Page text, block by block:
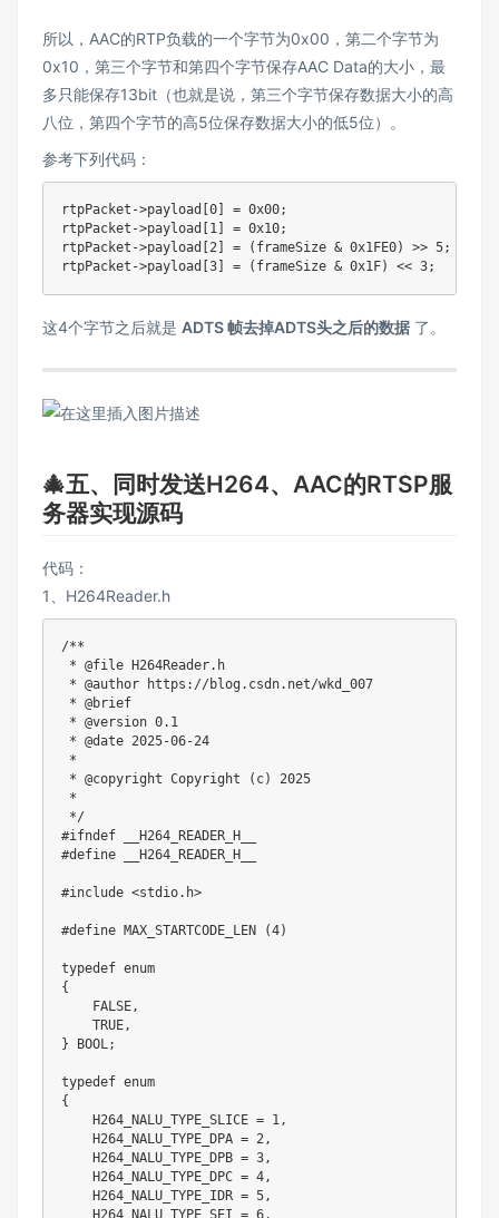
所以，AAC的RTP负载的一个字节为0x00，第二个字节为
0x10，第三个字节和第四个字节保存AAC Data的大小，最
多只能保存13bit（也就是说，第三个字节保存数据大小的高
八位，第四个字节的高5位保存数据大小的低5位）。
参考下列代码：
rtpPacket ->payload 0 = 0x00;
rtpPacket ->payload 1 = 0x10;
rtpPacket ->payload 2 = ( frameSize & 0x1FE0) >> 5;
rtpPacket ->payload 3 = ( frameSize & 0x1F) << 3;
这4个字节之后就是 ADTS 帧去掉ADTS头之后的数据 了。
🎄五、同时发送H264、AAC的RTSP服
务器实现源码
代码：
1、H264Reader.h
/**
* @file H264Reader.h
* @author https://blog.csdn.net/wkd_007
* @brief
* @version 0.1
* @date 2025-06-24
*
* @copyright Copyright (c) 2025
*
*/
#ifndef
__H264_READER_H__
#define __H264_READER_H__
#include <stdio.h>
#define MAX_STARTCODE_LEN (4)
typedef enum
{
    FALSE
,
    TRUE
,
} BOOL;
typedef enum
{
    H264_NALU_TYPE_SLICE
= 1,
    H264_NALU_TYPE_DPA
= 2,
    H264_NALU_TYPE_DPB
= 3,
    H264_NALU_TYPE_DPC
= 4,
    H264_NALU_TYPE_IDR
= 5,
    H264_NALU_TYPE_SEI
= 6,